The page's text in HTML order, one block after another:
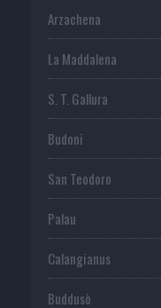
Arzachena
La Maddalena
S. T. Gallura
Budoni
San Teodoro
Palau
Calangianus
Buddusò